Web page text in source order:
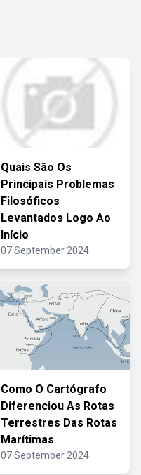
Quais São Os
Principais Problemas
Filosóficos
Levantados Logo Ao
Início
07 September 2024
Como O Cartógrafo
Diferenciou As Rotas
Terrestres Das Rotas
Marítimas
07 September 2024